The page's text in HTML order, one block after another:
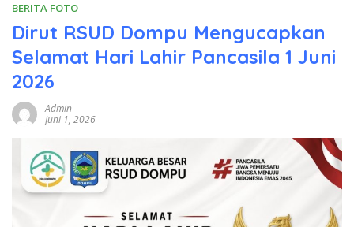
BERITA FOTO
Dirut RSUD Dompu Mengucapkan
Selamat Hari Lahir Pancasila 1 Juni
2026
Admin
Juni 1, 2026